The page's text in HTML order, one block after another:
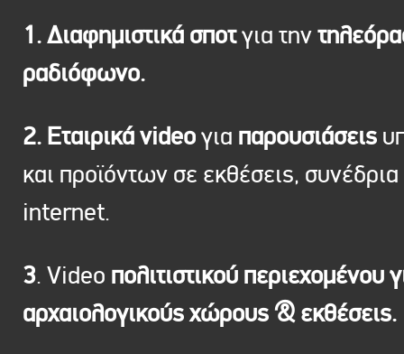
1. Διαφημιστικά σποτγια την
ραδιόφωνο.
2. Εταιρικά videoγια παρουσιάσεις
και προϊόντων σε εκθέσεις, συνέδρια
internet.
3. Video πολιτιστικού περιεχομένου
αρχαιολογικούς χώρους & εκθέσεις.